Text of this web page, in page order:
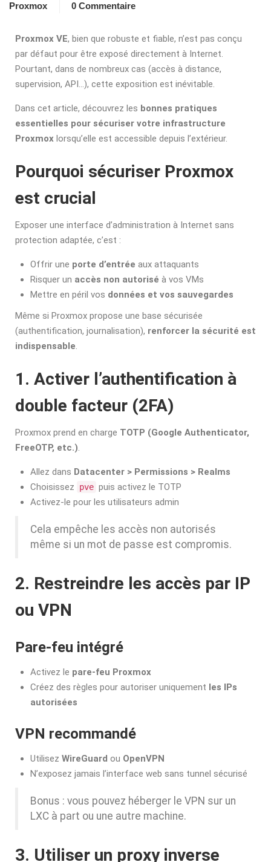
Proxmox 0 Commentaire
Proxmox VE, bien que robuste et fiable, n’est pas conçu
par défaut pour être exposé directement à Internet.
Pourtant, dans de nombreux cas (accès à distance,
supervision, API…), cette exposition est inévitable.
Dans cet article, découvrez les bonnes pratiques
essentielles pour sécuriser votre infrastructure
Proxmox lorsqu’elle est accessible depuis l’extérieur.
Pourquoi sécuriser Proxmox
est crucial
Exposer une interface d’administration à Internet sans
protection adaptée, c’est :
Offrir une porte d’entrée aux attaquants
Risquer un accès non autorisé à vos VMs
Mettre en péril vos données et vos sauvegardes
Même si Proxmox propose une base sécurisée
(authentification, journalisation), renforcer la sécurité est
indispensable.
1. Activer l’authentification à
double facteur (2FA)
Proxmox prend en charge TOTP (Google Authenticator,
FreeOTP, etc.).
Allez dans Datacenter > Permissions > Realms
Choisissez
pve puis activez le TOTP
Activez-le pour les utilisateurs admin
Cela empêche les accès non autorisés
même si un mot de passe est compromis.
2. Restreindre les accès par IP
ou VPN
Pare-feu intégré
Activez le pare-feu Proxmox
Créez des règles pour autoriser uniquement les IPs
autorisées
VPN recommandé
Utilisez WireGuard ou OpenVPN
N’exposez jamais l’interface web sans tunnel sécurisé
Bonus : vous pouvez héberger le VPN sur un
LXC à part ou une autre machine.
3. Utiliser un proxy inverse